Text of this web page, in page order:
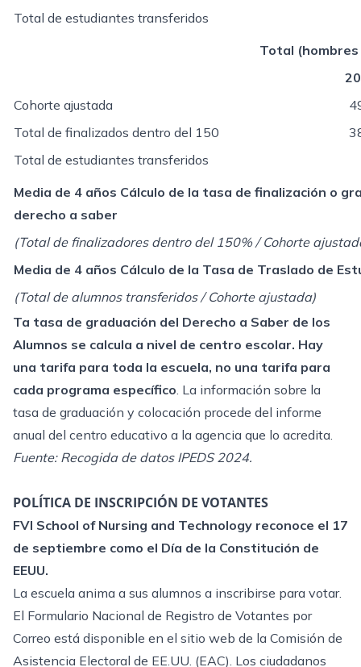
Total de estudiantes transferidos
Total
Cohorte ajustada
Total de finalizados dentro del 150
Total de estudiantes transferidos
Media de 4 años Cálculo de la tasa de finalización o
derecho a saber
(Total de finalizadores dentro del 150% / Cohorte
Media de 4 años Cálculo de la Tasa de Traslado de
(Total de alumnos transferidos / Cohorte ajustada)
Ta tasa de graduación del Derecho a Saber de los
Alumnos se calcula a nivel de centro escolar. Hay
una tarifa para toda la escuela, no una tarifa para
cada programa específico. La información sobre la
tasa de graduación y colocación procede del informe
anual del centro educativo a la agencia que lo acredita.
Fuente: Recogida de datos IPEDS 2024.
POLÍTICA DE INSCRIPCIÓN DE VOTANTES
FVI School of Nursing and Technology reconoce el 17
de septiembre como el Día de la Constitución de
EEUU.
La escuela anima a sus alumnos a inscribirse para votar.
El Formulario Nacional de Registro de Votantes por
Correo está disponible en el sitio web de la Comisión de
Asistencia Electoral de EE.UU. (EAC). Los ciudadanos